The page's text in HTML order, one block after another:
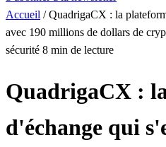
Accueil / QuadrigaCX : la
avec 190 millions de dollars de
sécurité 8 min de lecture
QuadrigaCX :
d'échange qui